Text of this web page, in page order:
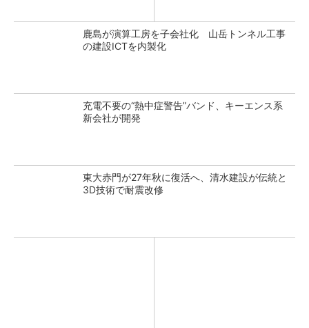
鹿島が演算工房を子会社化 山岳トンネル工事
の建設ICTを内製化
充電不要の“熱中症警告”バンド、キーエンス系
新会社が開発
東大赤門が27年秋に復活へ、清水建設が伝統と
3D技術で耐震改修